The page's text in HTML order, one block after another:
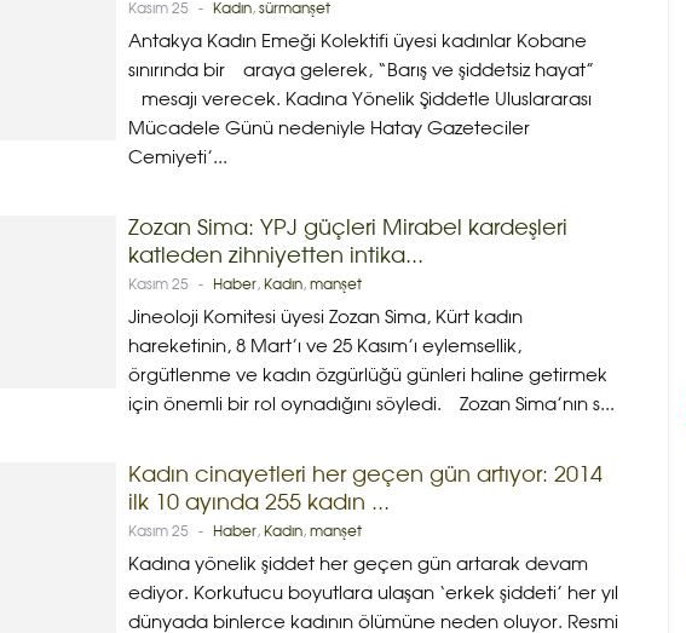
Kasım 25 - Kadın, sürmanşet
Antakya Kadın Emeği Kolektifi üyesi kadınlar Kobane
sınırında bir araya gelerek, “Barış ve şiddetsiz hayat”
mesajı verecek. Kadına Yönelik Şiddetle Uluslararası
Mücadele Günü nedeniyle Hatay Gazeteciler
Cemiyeti’...
Zozan Sima: YPJ güçleri Mirabel kardeşleri
katleden zihniyetten intika...
Kasım 25 - Haber, Kadın, manşet
Jineoloji Komitesi üyesi Zozan Sima, Kürt kadın
hareketinin, 8 Mart’ı ve 25 Kasım’ı eylemsellik,
örgütlenme ve kadın özgürlüğü günleri haline getirmek
için önemli bir rol oynadığını söyledi. Zozan Sima’nın s...
Kadın cinayetleri her geçen gün artıyor: 2014
ilk 10 ayında 255 kadın ...
Kasım 25 - Haber, Kadın, manşet
Kadına yönelik şiddet her geçen gün artarak devam
ediyor. Korkutucu boyutlara ulaşan ‘erkek şiddeti’ her yıl
dünyada binlerce kadının ölümüne neden oluyor. Resmi